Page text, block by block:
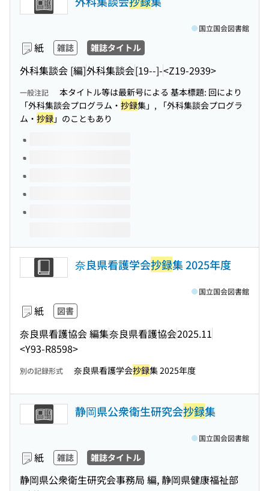
紙 雑誌 雑誌タイトル
外科集談会 [編]外科集談会[19--]-<Z19-2939>
国立国会図書館
一般注記
本タイトル等は最新号による 基本標題: 回により
「外科集談会プログラム・ 抄録集」, 「外科集談会プログラ
ム・ 抄録」のこともあり
このタイトルの巻号
奈良県看護学会抄録集 2025年度
紙 図書
奈良県看護協会 編集奈良県看護協会2025.11
<Y93-R8598>
国立国会図書館
別の記録形式 奈良県看護学会抄録集 2025年度
静岡県公衆衛生研究会抄録集
紙 雑誌 雑誌タイトル
静岡県公衆衛生研究会事務局 編, 静岡県健康福祉部
国立国会図書館